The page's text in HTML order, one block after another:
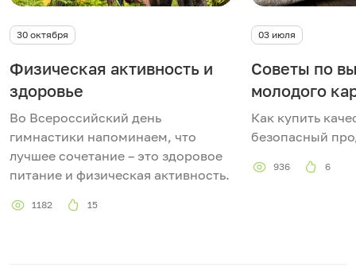
30 октября
Физическая активность и
здоровье
Во Всероссийский день
гимнастики напоминаем, что
лучшее сочетание – это здоровое
питание и физическая активность.
1182 15
03 июля
Советы по
молодого
Как купить
безопасный
936 6